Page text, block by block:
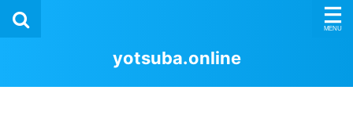
yotsuba.online